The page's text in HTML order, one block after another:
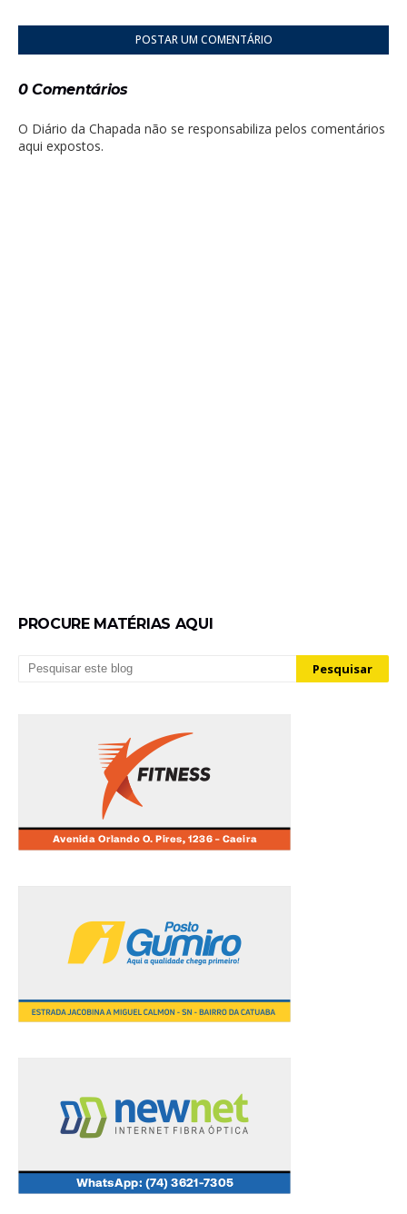
POSTAR UM COMENTÁRIO
0 Comentários
O Diário da Chapada não se responsabiliza pelos comentários
aqui expostos.
PROCURE MATÉRIAS AQUI